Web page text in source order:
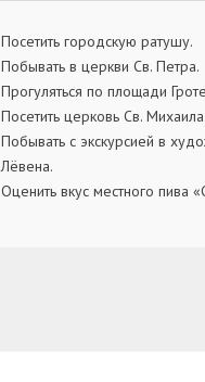
Посетить городскую ратушу.
Побывать в церкви Св. Петра.
Прогуляться по площади
Посетить церковь Св. Михаила.
Побывать с экскурсией в
Лёвена.
Оценить вкус местного пива